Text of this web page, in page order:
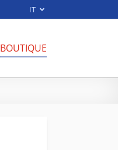
IT
BOUTIQUE